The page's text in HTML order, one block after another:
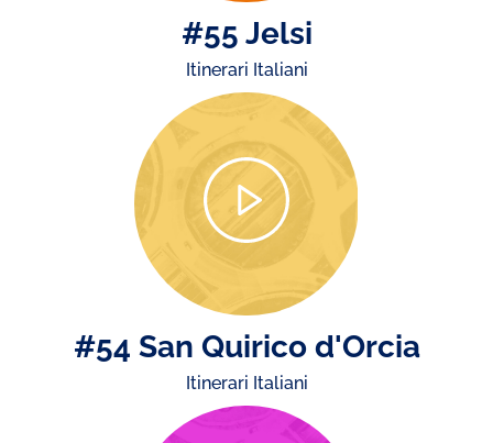
#55 Jelsi
Itinerari Italiani
#54 San Quirico d'Orcia
Itinerari Italiani